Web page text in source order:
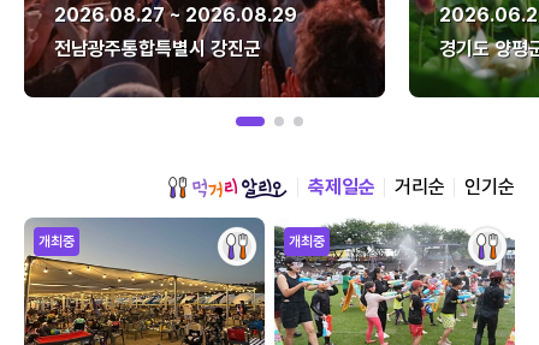
2026.08.27 ~ 2026.08.29
전남광주통합특별시 강진군
경기도 양평
축제일순 거리순 인기순
개최중 개최중